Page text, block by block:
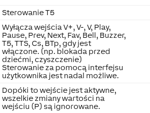
Sterowanie T5
Wyłącza wejścia V+, V-, V, Play,
Pause, Prev, Next, Fav, Bell, Buzzer,
T5, TTS, Cs, BTp, gdy jest
włączone. (np. blokada przed
dziećmi, czyszczenie)
Sterowanie za pomocą interfejsu
użytkownika jest nadal możliwe.
Dopóki to wejście jest aktywne,
wszelkie zmiany wartości na
wejściu (P) są ignorowane.